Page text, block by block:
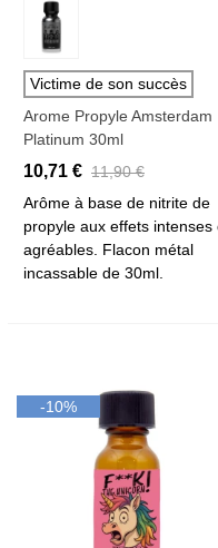
Victime de son succès
Arome Propyle Amsterdam
Platinum 30ml
10,71 € 11,90 €
Arôme à base de nitrite de
propyle aux effets intenses
agréables. Flacon métal
incassable de 30ml.
-10%